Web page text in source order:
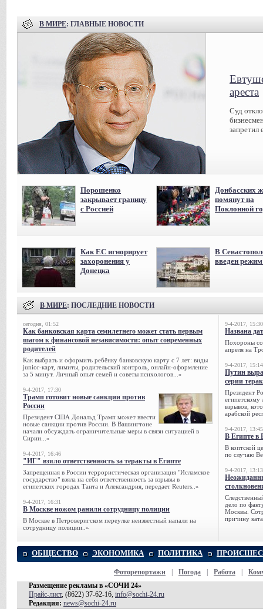
В МИРЕ: ГЛАВНЫЕ НОВОСТИ
ареста
Суд
запретил
Порошенко
закрывает границу
с Россией
Донбасских
помянут на
Поклонной
Как ЕС игнорирует
захоронения у
Донецка
В
введен
В МИРЕ: ПОСЛЕДНИЕ НОВОСТИ
сегодня, 01:52
Как банковская карта семилетнего может стать первым
шагом к финансовой независимости: опыт современных
родителей
Как выбрать и оформить ребёнку банковскую карту с 7 лет: виды
junior-карт, лимиты, родительский контроль, онлайн-оформление
за 5 минут. Личный опыт семей и советы психологов...»
9-4-2017, 17:30
Трамп готовит новые санкции против
России
Президент США Дональд Трамп может ввести
новые санкции против России. В Вашингтоне
начали обсуждать ограничительные меры в связи ситуацией в
Сирии...»
9-4-2017, 16:46
"ИГ" взяло ответственность за теракты в Египте
Запрещенная в России террористическая организация "Исламское
государство" взяла на себя ответственность за взрывы в
египетских городах Танта и Александрия, передает Reuters..»
9-4-2017, 16:31
В Москве ножом ранили сотрудницу полиции
В Москве в Петроверигском переулке неизвестный напали на
сотрудницу полиции..»
9-4-2017, 15:30
Названа
Похороны
апреля на
9-4-2017, 15:14
Путин
серии
Президент
египетскому
взрывов,
арабской
9-4-2017, 13:45
В Египте в
В коптской
по случаю
9-4-2017, 13:13
дело по
Москвы.
причину
ОБЩЕСТВО ЭКОНОМИКА ПОЛИТИКА
Фоторепортажи Погода Работа
Размещение рекламы в «СОЧИ 24»
Прайс-лист, (8622) 37-62-16, info@sochi-24.ru
Редакция: news@sochi-24.ru